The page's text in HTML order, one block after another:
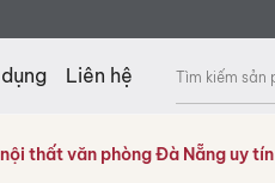
Liên hệ
kiếm
phẩm
thất văn phòng Đà Nẵng uy tín